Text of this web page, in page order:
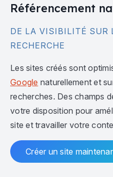
Référencement
DE LA VISIBILITÉ SUR
RECHERCHE
Les sites créés sont
Google naturellement et
recherches. Des champs
votre disposition pour
site et travailler votre
Créer un site